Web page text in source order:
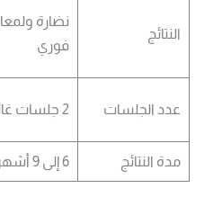
النتائج
نضارة
فوري
عدد الجلسات 2 جلسات غالباً
مدة النتائج 6 إلى 9 أشهر